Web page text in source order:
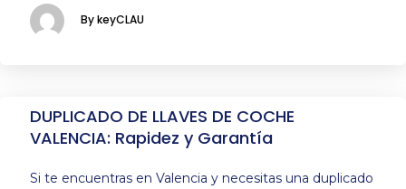
By keyCLAU
DUPLICADO DE LLAVES DE COCHE
VALENCIA: Rapidez y Garantía
Si te encuentras en Valencia y necesitas una duplicado